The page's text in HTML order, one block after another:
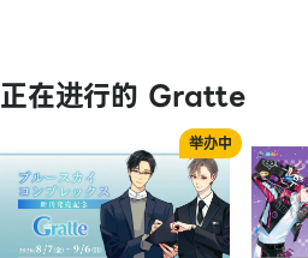
正在进行的 Gratte